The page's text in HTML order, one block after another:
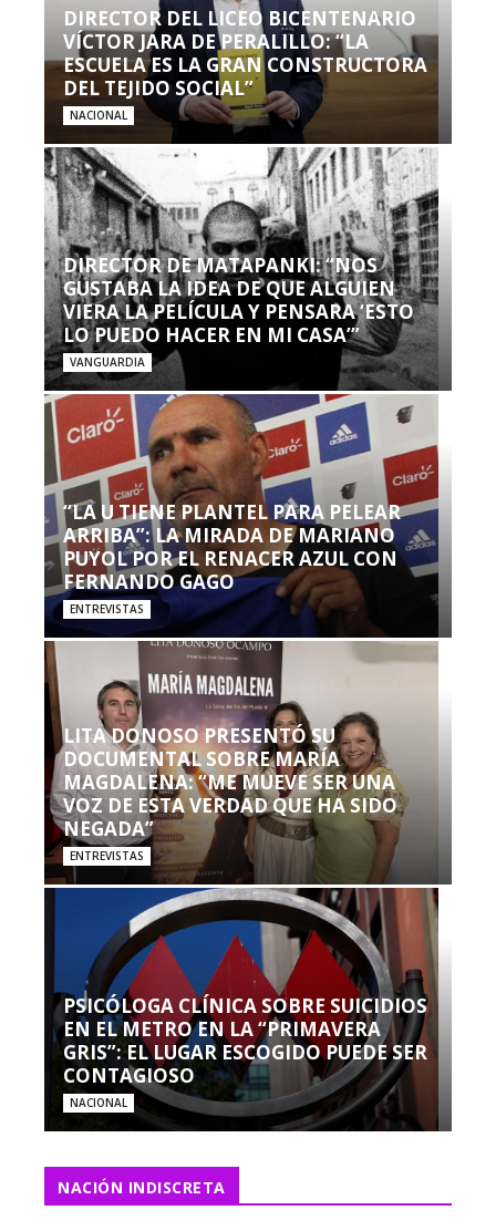
DIRECTOR DEL LICEO BICENTENARIO
VÍCTOR JARA DE PERALILLO: “LA
ESCUELA ES LA GRAN CONSTRUCTORA
DEL TEJIDO SOCIAL”
NACIONAL
DIRECTOR DE MATAPANKI: “NOS
GUSTABA LA IDEA DE QUE ALGUIEN
VIERA LA PELÍCULA Y PENSARA ‘ESTO
LO PUEDO HACER EN MI CASA’”
VANGUARDIA
“LA U TIENE PLANTEL PARA PELEAR
ARRIBA”: LA MIRADA DE MARIANO
PUYOL POR EL RENACER AZUL CON
FERNANDO GAGO
ENTREVISTAS
LITA DONOSO PRESENTÓ SU
DOCUMENTAL SOBRE MARÍA
MAGDALENA: “ME MUEVE SER UNA
VOZ DE ESTA VERDAD QUE HA SIDO
NEGADA”
ENTREVISTAS
PSICÓLOGA CLÍNICA SOBRE SUICIDIOS
EN EL METRO EN LA “PRIMAVERA
GRIS”: EL LUGAR ESCOGIDO PUEDE SER
CONTAGIOSO
NACIONAL
NACIÓN INDISCRETA